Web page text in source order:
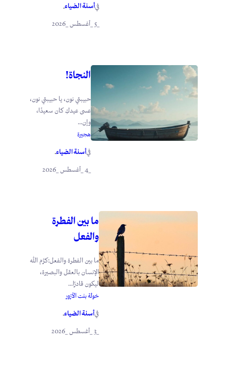
فيأسنة الضياء.
_5 _أغسطس _2026
النجاة!
حبيبتي نون، يا حبيبتي نون،
عسى عيدكِ كان سعيدًا،
وإن...
هجيرة
فيأسنة الضياء.
_4 _أغسطس _2026
ما بين الفطرة
والفعل
ما بين الفطرة والفعل:كرَّم الله
الإنسان بالعقل والبصيرة،
ليكون قادرًا...
خولة بنت الأزور
فيأسنة الضياء.